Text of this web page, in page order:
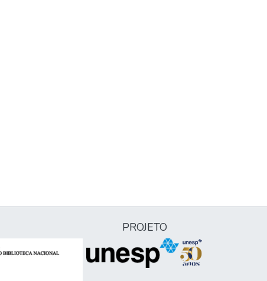
PROJETO